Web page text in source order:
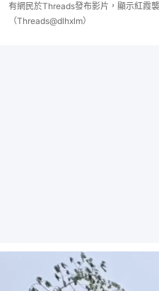
有網民於Threads發布影片，顯示紅霞
（Threads@dlhxlm）